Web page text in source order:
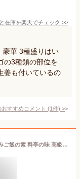
在庫を楽天でチェック >>
豪華 3種盛りはい
の3種類の部位を
姜も付いているの
すすめコメント (1件) >
あわびご飯の素 2合用 活あわび使用 炊き込みご飯の素 料亭の味 高級 海鮮 和食 ギフト お祝い お取り寄せ 金沢 浅田屋